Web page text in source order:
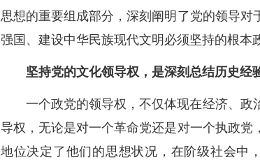
思想的重要组成部分，深刻阐明了党的领导
强国、建设中华民族现代文明必须坚持的根本
坚持党的文化领导权，是深刻总结历史
一个政党的领导权，不仅体现在经济、
导权，无论是对一个革命党还是对一个执政
地位决定了他们的思想状况，在阶级社会中